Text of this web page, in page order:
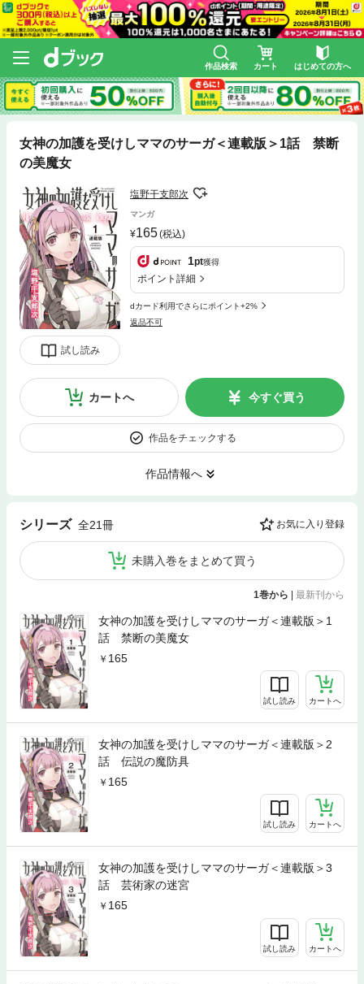
作品検索 カート はじめての方へ
女神の加護を受けしママのサーガ＜連載版＞1話 禁断
の美魔女
試し読み
塩野干支郎次
マンガ
165(税込)
1pt獲得
ポイント詳細
dカード利用でさらにポイント+2%
返品不可
カートへ 今すぐ買う
作品をチェックする
作品情報へ
シリーズ 全21冊 お気に入り登録
未購入巻をまとめて買う
1巻から | 最新刊から
女神の加護を受けしママのサーガ＜連載版＞1
話 禁断の美魔女
165
試し読み カートへ
女神の加護を受けしママのサーガ＜連載版＞2
話 伝説の魔防具
165
試し読み カートへ
女神の加護を受けしママのサーガ＜連載版＞3
話 芸術家の迷宮
165
試し読み カートへ